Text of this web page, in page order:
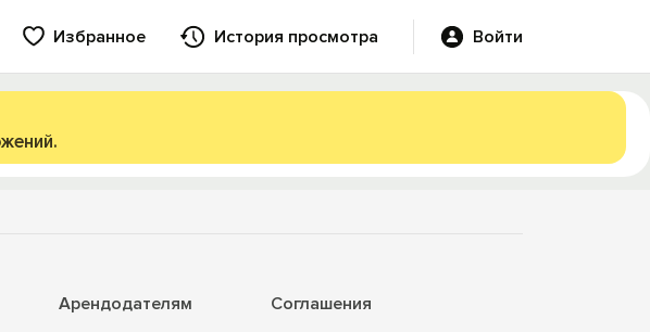
Избранное История просмотра Войти
Арендодателям Соглашения